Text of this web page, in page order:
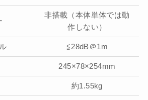
非搭載（本体単体では動
作しない）
≦28dB＠1m
245×78×254mm
約1.55kg